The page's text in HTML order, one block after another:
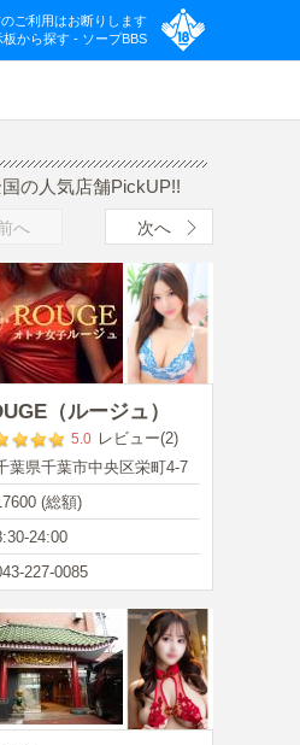
ご利用はお断りします
から探す - ソープBBS
の人気店舗PickUP!!
へ 次へ
（ルージュ）
5.0 レビュー(2)
葉県千葉市中央区栄町4-7
(総額)
24:00
227-0085